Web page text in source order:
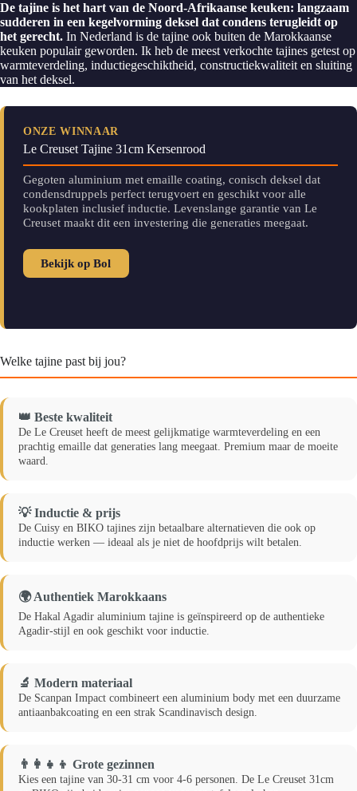
De tajine is het hart van de Noord-Afrikaanse keuken: langzaam
sudderen in een kegelvorming deksel dat condens terugleidt op
het gerecht. In Nederland is de tajine ook buiten de Marokkaanse
keuken populair geworden. Ik heb de meest verkochte tajines getest op
warmteverdeling, inductiegeschiktheid, constructiekwaliteit en sluiting
van het deksel.
ONZE WINNAAR
Le Creuset Tajine 31cm Kersenrood
Gegoten aluminium met emaille coating, conisch deksel dat
condensdruppels perfect terugvoert en geschikt voor alle
kookplaten inclusief inductie. Levenslange garantie van Le
Creuset maakt dit een investering die generaties meegaat.
Bekijk op Bol
Welke tajine past bij jou?
👑 Beste kwaliteit
De Le Creuset heeft de meest gelijkmatige warmteverdeling en een
prachtig emaille dat generaties lang meegaat. Premium maar de moeite
waard.
💡 Inductie & prijs
De Cuisy en BIKO tajines zijn betaalbare alternatieven die ook op
inductie werken — ideaal als je niet de hoofdprijs wilt betalen.
🌍 Authentiek Marokkaans
De Hakal Agadir aluminium tajine is geïnspireerd op de authentieke
Agadir-stijl en ook geschikt voor inductie.
🔬 Modern materiaal
De Scanpan Impact combineert een aluminium body met een duurzame
antiaanbakcoating en een strak Scandinavisch design.
👨‍👩‍👧‍👦 Grote gezinnen
Kies een tajine van 30-31 cm voor 4-6 personen. De Le Creuset 31cm